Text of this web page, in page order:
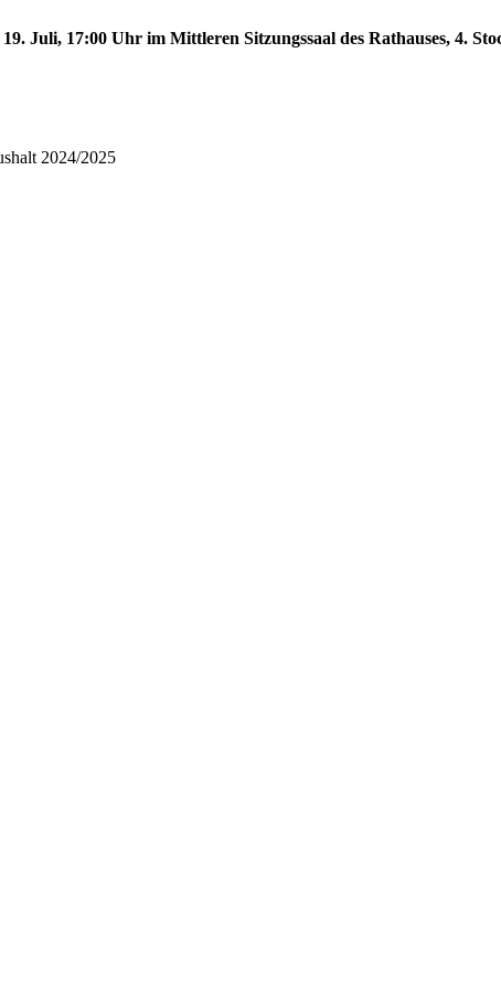
Juli, 17:00 Uhr im Mittleren Sitzungssaal des Rathauses, 4.
2024/2025